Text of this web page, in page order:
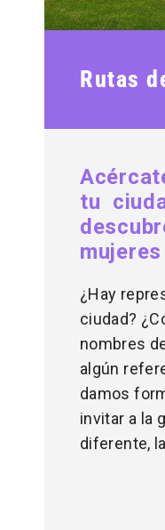
Rutas
tu
¿Hay
ciudad?
nombres
algún
damos
invitar a la
diferente,